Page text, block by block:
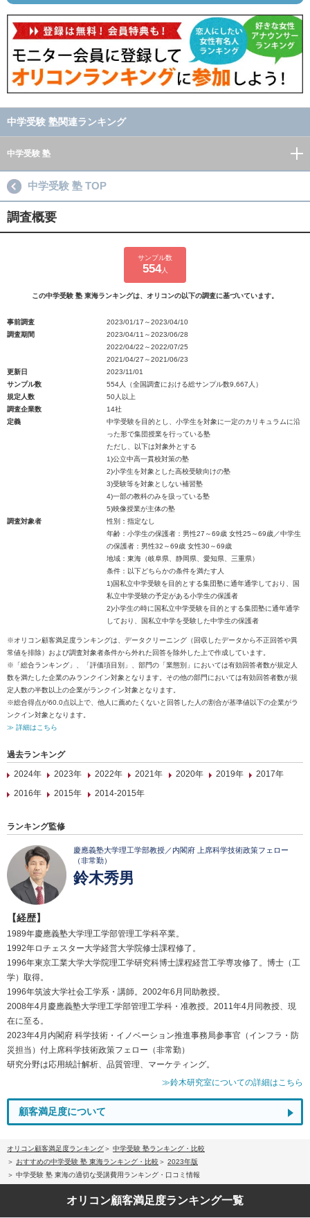
中学受験 塾関連ランキング
中学受験 塾
中学受験 塾 TOP
調査概要
サンプル数
554人
この中学受験 塾 東海ランキングは、オリコンの以下の調査に基づいています。
事前調査
2023/01/17～2023/04/10
調査期間
2023/04/11～2023/06/28
2022/04/22～2022/07/25
2021/04/27～2021/06/23
更新日
2023/11/01
サンプル数
554人（全国調査における総サンプル数9,667人）
規定人数
50人以上
調査企業数
14社
定義
中学受験を目的とし、小学生を対象に一定のカリキュラムに沿
った形で集団授業を行っている塾
ただし、以下は対象外とする
1)公立中高一貫校対策の塾
2)小学生を対象とした高校受験向けの塾
3)受験等を対象としない補習塾
4)一部の教科のみを扱っている塾
5)映像授業が主体の塾
調査対象者
性別：指定なし
年齢：小学生の保護者：男性27～69歳 女性25～69歳／中学生
の保護者：男性32～69歳 女性30～69歳
地域：東海（岐阜県、静岡県、愛知県、三重県）
条件：以下どちらかの条件を満たす人
1)国私立中学受験を目的とする集団塾に通年通学しており、国
私立中学受験の予定がある小学生の保護者
2)小学生の時に国私立中学受験を目的とする集団塾に通年通学
しており、国私立中学を受験した中学生の保護者
※オリコン顧客満足度ランキングは、データクリーニング（回収したデータから不正回答や異
常値を排除）および調査対象者条件から外れた回答を除外した上で作成しています。
※「総合ランキング」、「評価項目別」、部門の「業態別」においては有効回答者数が規定人
数を満たした企業のみランクイン対象となります。その他の部門においては有効回答者数が規
定人数の半数以上の企業がランクイン対象となります。
※総合得点が60.0点以上で、他人に薦めたくないと回答した人の割合が基準値以下の企業がラ
ンクイン対象となります。
≫ 詳細はこちら
過去ランキング
2024年
2023年 2022年 2021年 2020年 2019年
2017年
2016年
2015年 2014-2015年
ランキング監修
慶應義塾大学理工学部教授／内閣府 上席科学技術政策フェロー
（非常勤）
鈴木秀男
【経歴】
1989年慶應義塾大学理工学部管理工学科卒業。
1992年ロチェスター大学経営大学院修士課程修了。
1996年東京工業大学大学院理工学研究科博士課程経営工学専攻修了。博士（工
学）取得。
1996年筑波大学社会工学系・講師。2002年6月同助教授。
2008年4月慶應義塾大学理工学部管理工学科・准教授。2011年4月同教授、現
在に至る。
2023年4月内閣府 科学技術・イノベーション推進事務局参事官（インフラ・防
災担当）付上席科学技術政策フェロー（非常勤）
研究分野は応用統計解析、品質管理、マーケティング。
≫鈴木研究室についての詳細はこちら
顧客満足度について
オリコン顧客満足度ランキング
中学受験 塾ランキング・比較
おすすめの中学受験 塾 東海ランキング・比較
2023年版
中学受験 塾 東海の適切な受講費用ランキング・口コミ情報
オリコン顧客満足度ランキング一覧